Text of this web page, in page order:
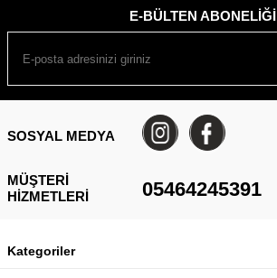
E-BÜLTEN ABONELIĞI
SOSYAL MEDYA
MÜŞTERI
HIZMETLERI
05464245391
Kategoriler